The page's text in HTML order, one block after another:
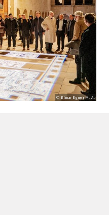
© Elmar Egner M. A.